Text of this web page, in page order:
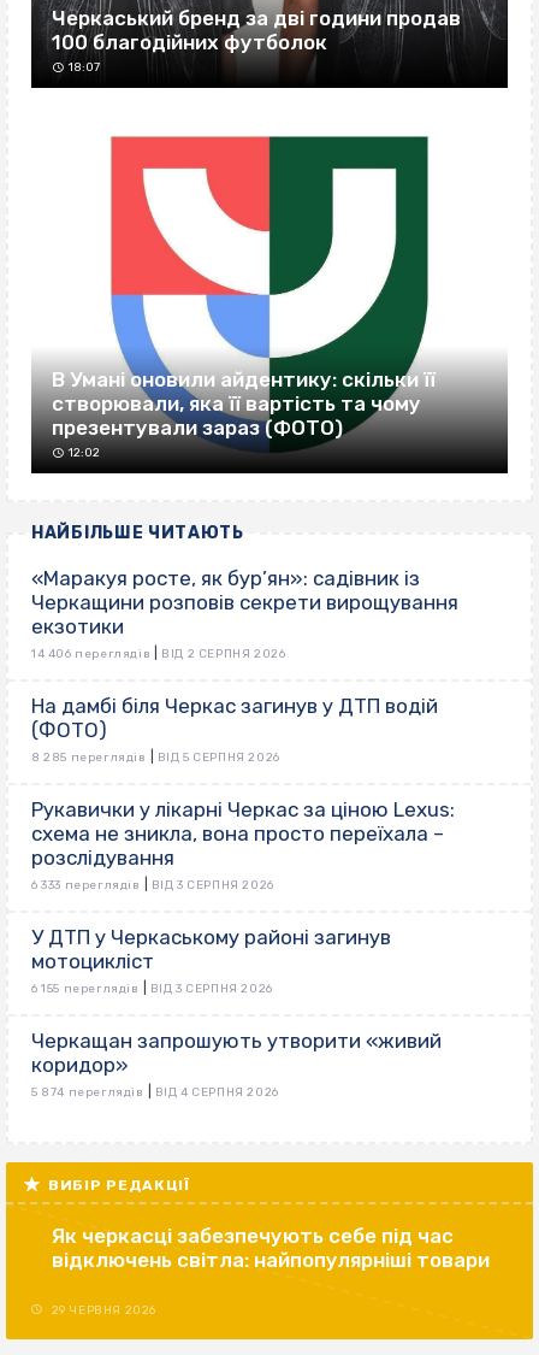
Черкаський бренд за дві години продав
100 благодійних футболок
18:07
В Умані оновили айдентику: скільки її
створювали, яка її вартість та чому
презентували зараз (ФОТО)
12:02
НАЙБІЛЬШЕ ЧИТАЮТЬ
«Маракуя росте, як бур’ян»: садівник із
Черкащини розповів секрети вирощування
екзотики
14 406 переглядів ВІД 2 СЕРПНЯ 2026
На дамбі біля Черкас загинув у ДТП водій
(ФОТО)
8 285 переглядів ВІД 5 СЕРПНЯ 2026
Рукавички у лікарні Черкас за ціною Lexus:
схема не зникла, вона просто переїхала –
розслідування
6 333 переглядів ВІД 3 СЕРПНЯ 2026
У ДТП у Черкаському районі загинув
мотоцикліст
6 155 переглядів ВІД 3 СЕРПНЯ 2026
Черкащан запрошують утворити «живий
коридор»
5 874 переглядів ВІД 4 СЕРПНЯ 2026
ВИБІР РЕДАКЦІЇ
Як черкасці забезпечують себе під час
відключень світла: найпопулярніші товари
29 ЧЕРВНЯ 2026